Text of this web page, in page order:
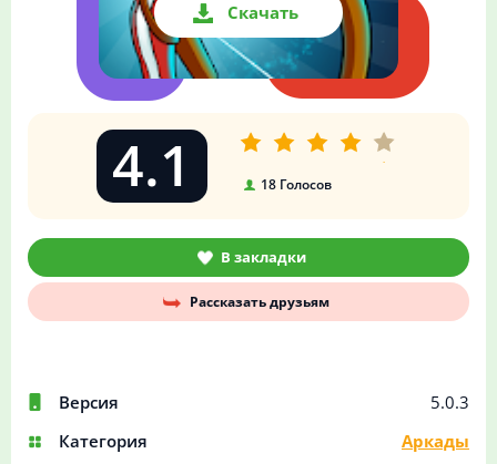
Скачать
Версия
5.0.3
Категория
Аркады
4.1 18 Голосов
В закладки
Рассказать друзьям